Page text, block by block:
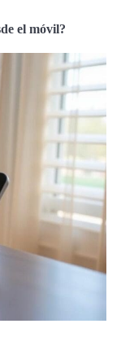
el móvil?